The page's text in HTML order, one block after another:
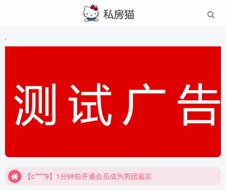
`
【c****9】1分钟前开通会员成为男团嘉宾